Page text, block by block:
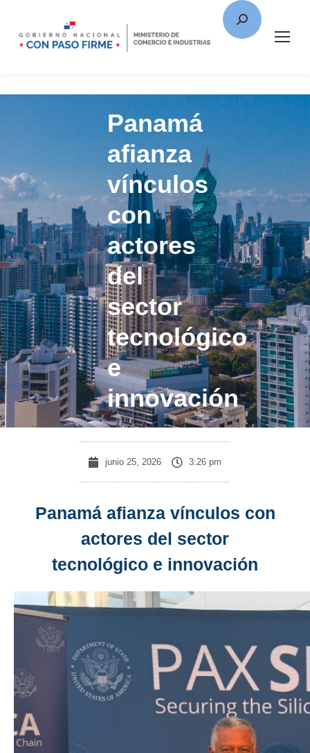
Panamá
afianza
vínculos
con
actores
del
sector
tecnológico
e
innovación
junio 25, 2026 3:26 pm
Panamá afianza vínculos con
actores del sector
tecnológico e innovación